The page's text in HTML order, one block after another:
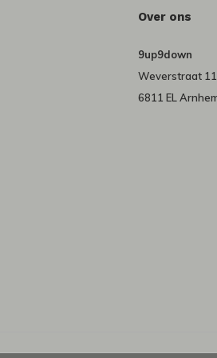
Over ons
9up9down
Weverstraat 11
6811 EL